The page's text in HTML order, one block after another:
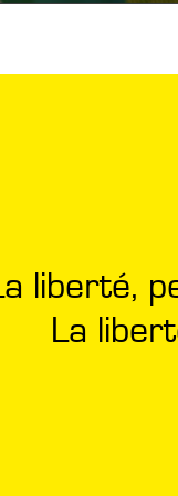
liberté,
La